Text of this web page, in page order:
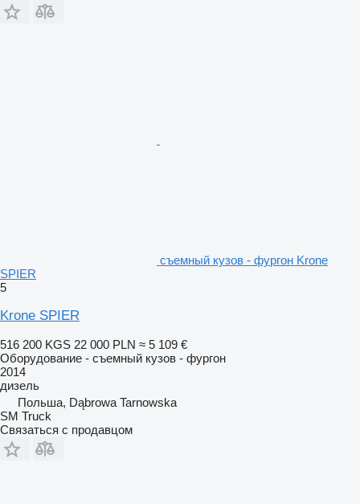
съемный кузов - фургон Krone
SPIER
5
Krone SPIER
516 200 KGS 22 000 PLN ≈ 5 109 €
Оборудование - съемный кузов - фургон
2014
дизель
Польша, Dąbrowa Tarnowska
SM Truck
Связаться с продавцом